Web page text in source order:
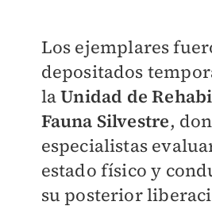
Los ejemplares
depositados
laUnidad de
Fauna Silvestre,
especialistas
estado físico y
su posterior